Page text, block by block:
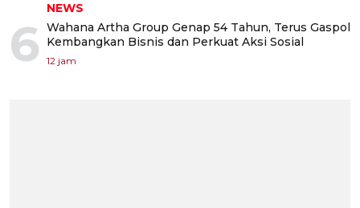
6
NEWS
Wahana Artha Group Genap 54 Tahun, Terus Gaspol
Kembangkan Bisnis dan Perkuat Aksi Sosial
12 jam